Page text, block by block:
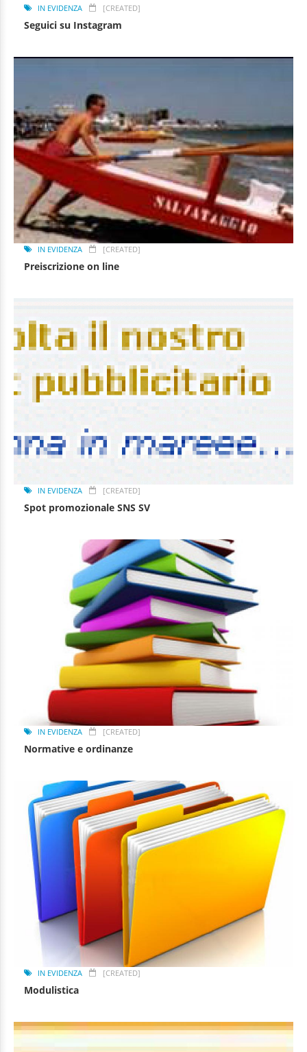
IN EVIDENZA [CREATED]
Seguici su Instagram
IN EVIDENZA [CREATED]
Preiscrizione on line
IN EVIDENZA [CREATED]
Spot promozionale SNS SV
IN EVIDENZA [CREATED]
Normative e ordinanze
IN EVIDENZA [CREATED]
Modulistica